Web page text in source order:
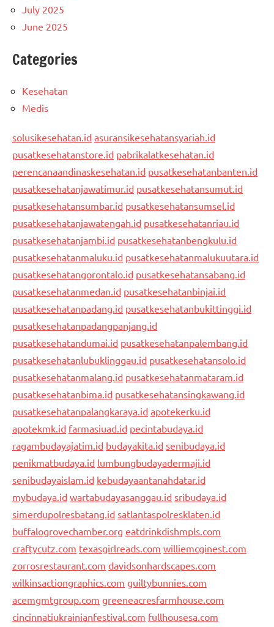
July 2025
June 2025
Categories
Kesehatan
Medis
solusikesehatan.id asuransikesehatansyariah.id
pusatkesehatanstore.id pabrikalatkesehatan.id
perencanaandinaskesehatan.id pusatkesehatanbanten.id
pusatkesehatanjawatimur.id pusatkesehatansumut.id
pusatkesehatansumbar.id pusatkesehatansumsel.id
pusatkesehatanjawatengah.id pusatkesehatanriau.id
pusatkesehatanjambi.id pusatkesehatanbengkulu.id
pusatkesehatanmaluku.id pusatkesehatanmalukuutara.id
pusatkesehatangorontalo.id pusatkesehatansabang.id
pusatkesehatanmedan.id pusatkesehatanbinjai.id
pusatkesehatanpadang.id pusatkesehatanbukittinggi.id
pusatkesehatanpadangpanjang.id
pusatkesehatandumai.id pusatkesehatanpalembang.id
pusatkesehatanlubuklinggau.id pusatkesehatansolo.id
pusatkesehatanmalang.id pusatkesehatanmataram.id
pusatkesehatanbima.id pusatkesehatansingkawang.id
pusatkesehatanpalangkaraya.id apotekerku.id
apotekmk.id farmasiuad.id pecintabudaya.id
ragambudayajatim.id budayakita.id senibudaya.id
penikmatbudaya.id lumbungbudayadermaji.id
senibudayaislam.id kebudayaantanahdatar.id
mybudaya.id wartabudayasanggau.id sribudaya.id
simerdupolresbatang.id satlantaspolresklaten.id
buffalogrovechamber.org eatdrinkdishmpls.com
craftycutz.com texasgirlreads.com williemcginest.com
zorrosrestaurant.com davidsonhardscapes.com
wilkinsactiongraphics.com guiltybunnies.com
acemgmtgroup.com greeneacresfarmhouse.com
cincinnatiukrainianfestival.com fullhousesa.com